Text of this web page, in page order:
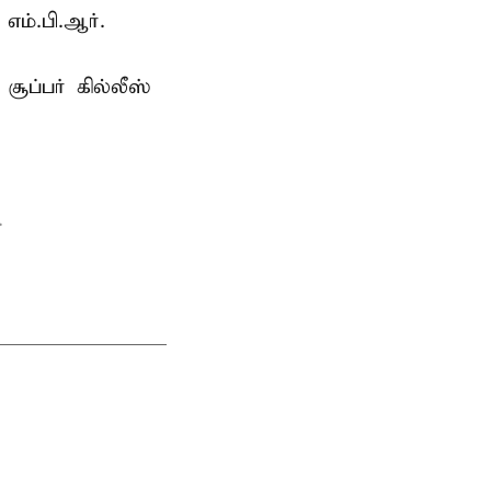
கில்லீஸ்